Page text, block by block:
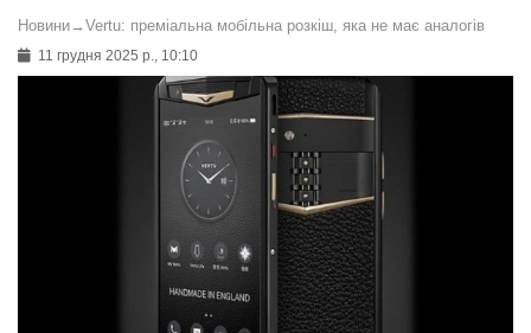
Новини→ Vertu: преміальна мобільна розкіш, яка не має аналогів
11 грудня 2025 р., 10:10